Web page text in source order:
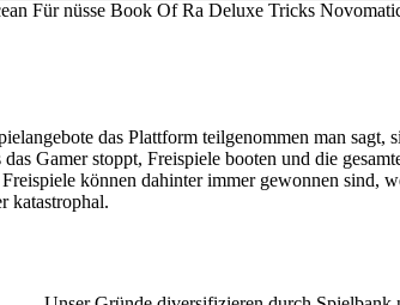
das Plattform teilgenommen man sagt,
Gamer stoppt, Freispiele booten und die
können dahinter immer gewonnen sind,
katastrophal.